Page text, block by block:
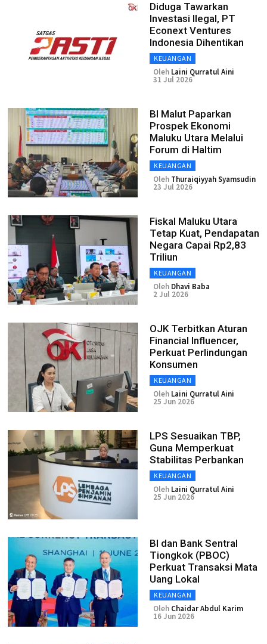
Diduga Tawarkan
Investasi Ilegal, PT
Econext Ventures
Indonesia Dihentikan
KEUANGAN
Oleh Laini Qurratul Aini
31 Jul 2026
BI Malut Paparkan
Prospek Ekonomi
Maluku Utara Melalui
Forum di Haltim
KEUANGAN
Oleh Thuraiqiyyah Syamsudin
23 Jul 2026
Fiskal Maluku Utara
Tetap Kuat, Pendapatan
Negara Capai Rp2,83
Triliun
KEUANGAN
Oleh Dhavi Baba
2 Jul 2026
OJK Terbitkan Aturan
Financial Influencer,
Perkuat Perlindungan
Konsumen
KEUANGAN
Oleh Laini Qurratul Aini
25 Jun 2026
LPS Sesuaikan TBP,
Guna Memperkuat
Stabilitas Perbankan
KEUANGAN
Oleh Laini Qurratul Aini
25 Jun 2026
BI dan Bank Sentral
Tiongkok (PBOC)
Perkuat Transaksi Mata
Uang Lokal
KEUANGAN
Oleh Chaidar Abdul Karim
16 Jun 2026